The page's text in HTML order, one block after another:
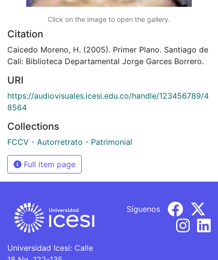
Click on the image to open the gallery.
Citation
Caicedo Moreno, H. (2005). Primer Plano. Santiago de
Cali: Biblioteca Departamental Jorge Garces Borrero.
URI
https://audiovisuales.icesi.edu.co/handle/123456789/4
8564
Collections
FCCV - Autorretrato - Patrimonial
Full item page
Universidad Icesi: Calle
Síguenos